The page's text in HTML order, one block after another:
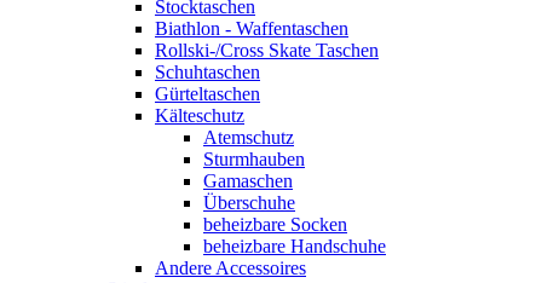
Stocktaschen
Biathlon - Waffentaschen
Rollski-/Cross Skate Taschen
Schuhtaschen
Gürteltaschen
Kälteschutz
Atemschutz
Sturmhauben
Gamaschen
Überschuhe
beheizbare Socken
beheizbare Handschuhe
Andere Accessoires